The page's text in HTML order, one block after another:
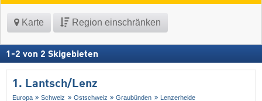
Karte Region einschränken
1 -2 von 2 Skigebieten
1. Lantsch/​Lenz
Europa Schweiz Ostschweiz Graubünden Lenzerheide